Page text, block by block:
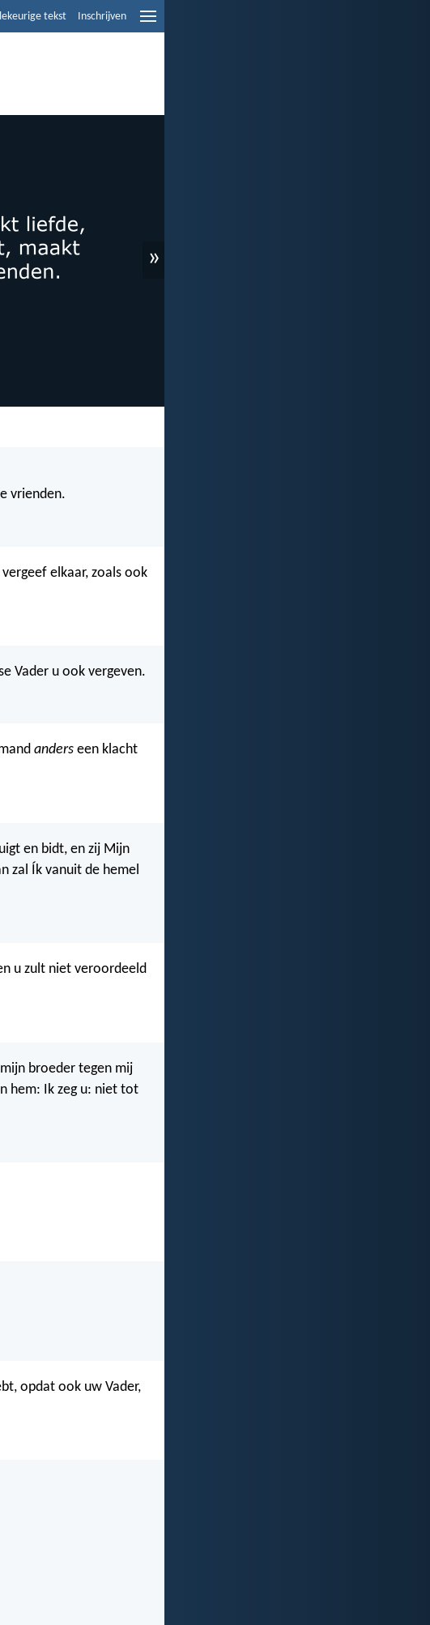
tekst Inschrijven
»
vrienden.
elkaar, zoals ook
Vader u ook vergeven.
anders een klacht
en bidt, en zij Mijn
zal Ík vanuit de hemel
u zult niet veroordeeld
broeder tegen mij
hem: Ik zeg u: niet tot
opdat ook uw Vader,